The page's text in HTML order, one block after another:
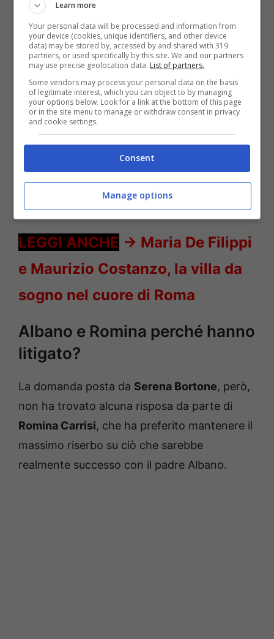
Romina Carrisi ferri corti con Albano – Solonotizie24
LEGGI ANCHE ->
Ginevra Pisani,
cambio look per la Prof de
L’Eredità: pazzesca
LEGGI ANCHE -> Maria De Filippi
e Maurizio Costanzo, la villa da
sogno nel cuore di Roma
Albano e Romina perché hanno
litigato?
La domanda posta da Serena Bortone, però,
non ha trovato alcuna risposa da parte di
Romina Carrisi, che ha preferito mantenere il
massimo riserbo su ciò che sarebbe
realmente successo con il padre Albano.
Learn more
Your personal data will be processed and information from
your device (cookies, unique identifiers, and other device
data) may be stored by, accessed by and shared with 319
partners, or used specifically by this site. We and our partners
may use precise geolocation data. List of partners.
Some vendors may process your personal data on the basis
of legitimate interest, which you can object to by managing
your options below. Look for a link at the bottom of this page
or in the site menu to manage or withdraw consent in privacy
and cookie settings.
Consent
Manage options